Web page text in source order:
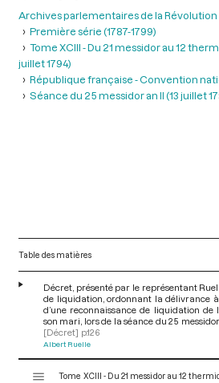
Archives parlementaires de la Révolution
Première série (1787-1799)
Tome XCIII - Du 21 messidor au 12
juillet 1794)
République française - Convention
Séance du 25 messidor an II (13 juillet
Table des matières
Décret, présenté par le représentant
de liquidation, ordonnant la délivrance
d’une reconnaissance de liquidation de
son mari, lors de la séance du 25
[Décret] p.126
Albert Ruelle